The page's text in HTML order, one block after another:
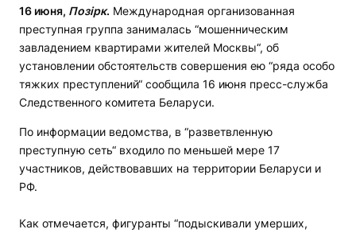
16 июня, Позірк. Международная организованная
преступная группа занималась “мошенническим
завладением квартирами жителей Москвы“, об
установлении обстоятельств совершения ею “ряда особо
тяжких преступлений“ сообщила 16 июня пресс-служба
Следственного комитета Беларуси.
По информации ведомства, в “разветвленную
преступную сеть“ входило по меньшей мере 17
участников, действовавших на территории Беларуси и
РФ.
Как отмечается, фигуранты “подыскивали умерших,